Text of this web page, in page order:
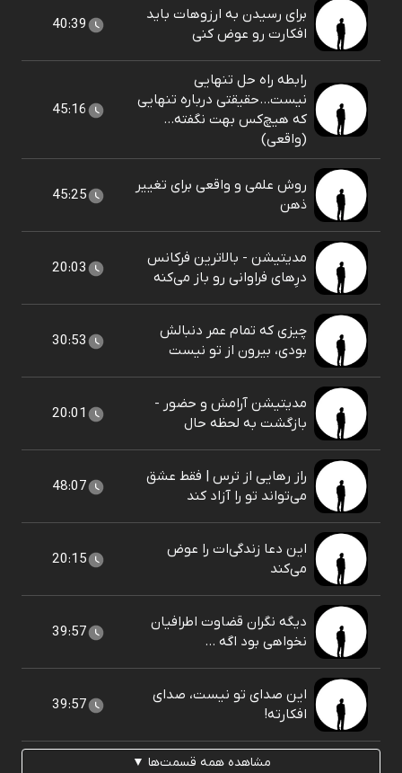
برای رسیدن به ارزوهات باید
افکارت رو عوض کنی
40:39
رابطه راه حل تنهایی
نیست...حقیقتی درباره تنهایی
که هیچ‌کس بهت نگفته…
(واقعی)
45:16
روش علمی و واقعی برای تغییر
ذهن
45:25
مدیتیشن - بالاترین فرکانس
درِهای فراوانی رو باز می‌کنه
20:03
چیزی که تمام عمر دنبالش
بودی، بیرون از تو نیست
30:53
مدیتیشن آرامش و حضور -
بازگشت به لحظه حال
20:01
راز رهایی از ترس | فقط عشق
می‌تواند تو را آزاد کند
48:07
این دعا زندگی‌ات را عوض
می‌کند
20:15
دیگه نگران قضاوت اطرافیان
نخواهی بود اگه ...
39:57
این صدای تو نیست، صدای
افکارته!
39:57
مشاهده همه قسمت‌ها ▼